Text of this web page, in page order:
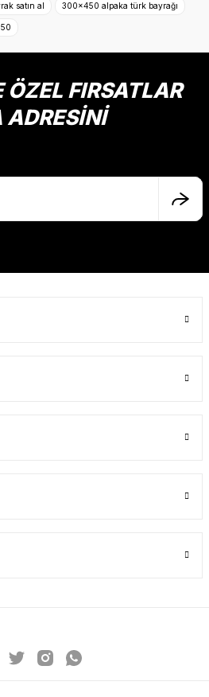
veya görüntülenemiyor.
bilgiler bulunuyor.
bulunuyor.
daha pahalı.
olmalı.
satın al 300x450 alpaka türk bayrağı
ÖZEL FIRSATLAR